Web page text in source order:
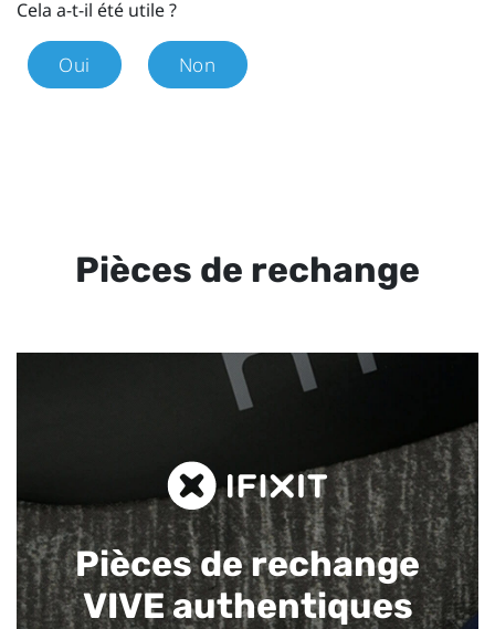
Cela a-t-il été utile ?
Oui Non
Pièces de rechange
Pièces de rechange
VIVE authentiques​